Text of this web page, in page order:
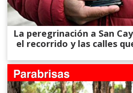
La peregrinación a San
el recorrido y las calles